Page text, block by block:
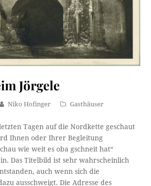
Jörgele
Niko Hofinger Gasthäuser
Tagen auf die Nordkette geschaut
Ihnen oder Ihrer Begleitung
wie weit es oba gschneit hat“
Das Titelbild ist sehr wahrscheinlich
auch wenn sich die
ausschweigt. Die Adresse des